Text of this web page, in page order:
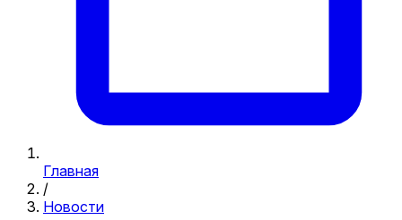
Главная
/
Новости